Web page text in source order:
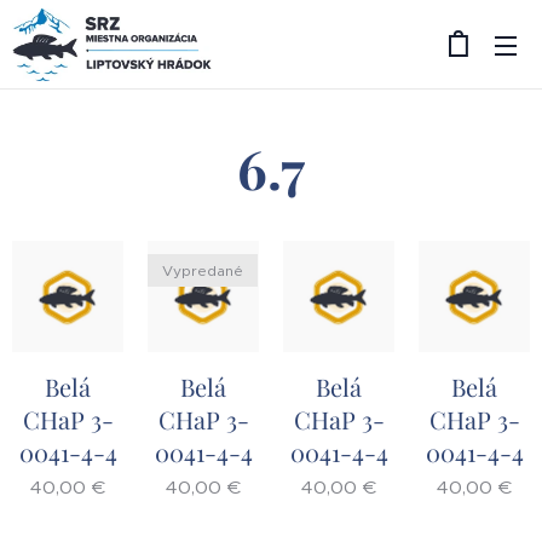
6.7
Belá
CHaP 3-
0041-4-4
40,00 €
Belá
CHaP 3-
0041-4-4
Vypredané
40,00 €
Belá
CHaP 3-
0041-4-4
40,00 €
Belá
CHaP 3-
0041-4-4
40,00 €